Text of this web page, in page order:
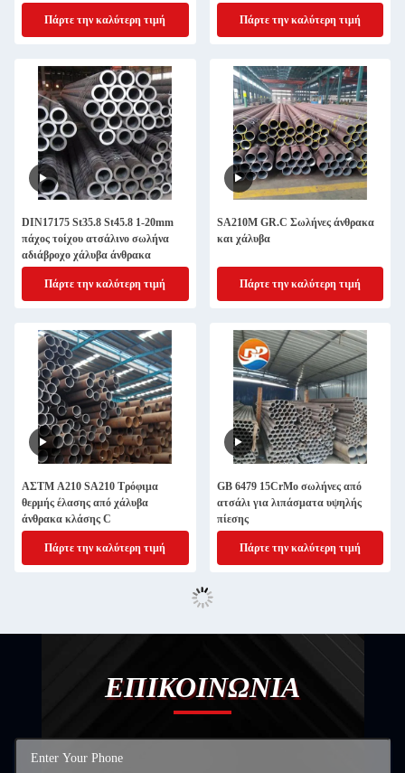
Πάρτε την καλύτερη τιμή
συγκόλληση Σωλήνες λέβητα
Πάρτε την καλύτερη τιμή
DIN17175 St35.8 St45.8 1-20mm
πάχος τοίχου ατσάλινο σωλήνα
αδιάβροχο χάλυβα άνθρακα
Πάρτε την καλύτερη τιμή
SA210M GR.C Σωλήνες άνθρακα
και χάλυβα
Πάρτε την καλύτερη τιμή
ΑΣTM A210 SA210 Τρόφιμα
θερμής έλασης από χάλυβα
άνθρακα κλάσης C
Πάρτε την καλύτερη τιμή
GB 6479 15CrMo σωλήνες από
ατσάλι για λιπάσματα υψηλής
πίεσης
Πάρτε την καλύτερη τιμή
ΕΠΙΚΟΙΝΩΝΙΑ